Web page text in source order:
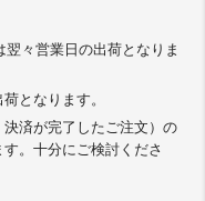
々営業日の出荷となりま
となります。
済が完了したご注文）の
。十分にご検討くださ